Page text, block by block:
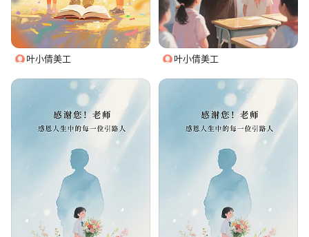
叶小倩美工 叶小倩美工